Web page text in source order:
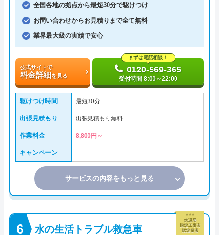
全国各地の拠点から最短30分で駆けつけ
お問い合わせからお見積りまで全て無料
業界最大級の実績で安心
公式サイトで
料金詳細を見る
まずは電話相談！
0120-569-365
受付時間 8:00～22:00
駆けつけ時間 最短30分
出張見積もり 出張見積もり無料
作業料金 8,800円～
キャンペーン ―
サービスの内容をもっと見る
水の生活トラブル救急車